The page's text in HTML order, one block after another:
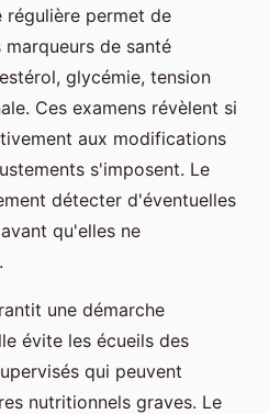
régulière permet de
de santé
glycémie, tension
Ces examens révèlent si
aux modifications
s'imposent. Le
détecter d'éventuelles
qu'elles ne
une démarche
évite les écueils des
qui peuvent
nutritionnels graves. Le